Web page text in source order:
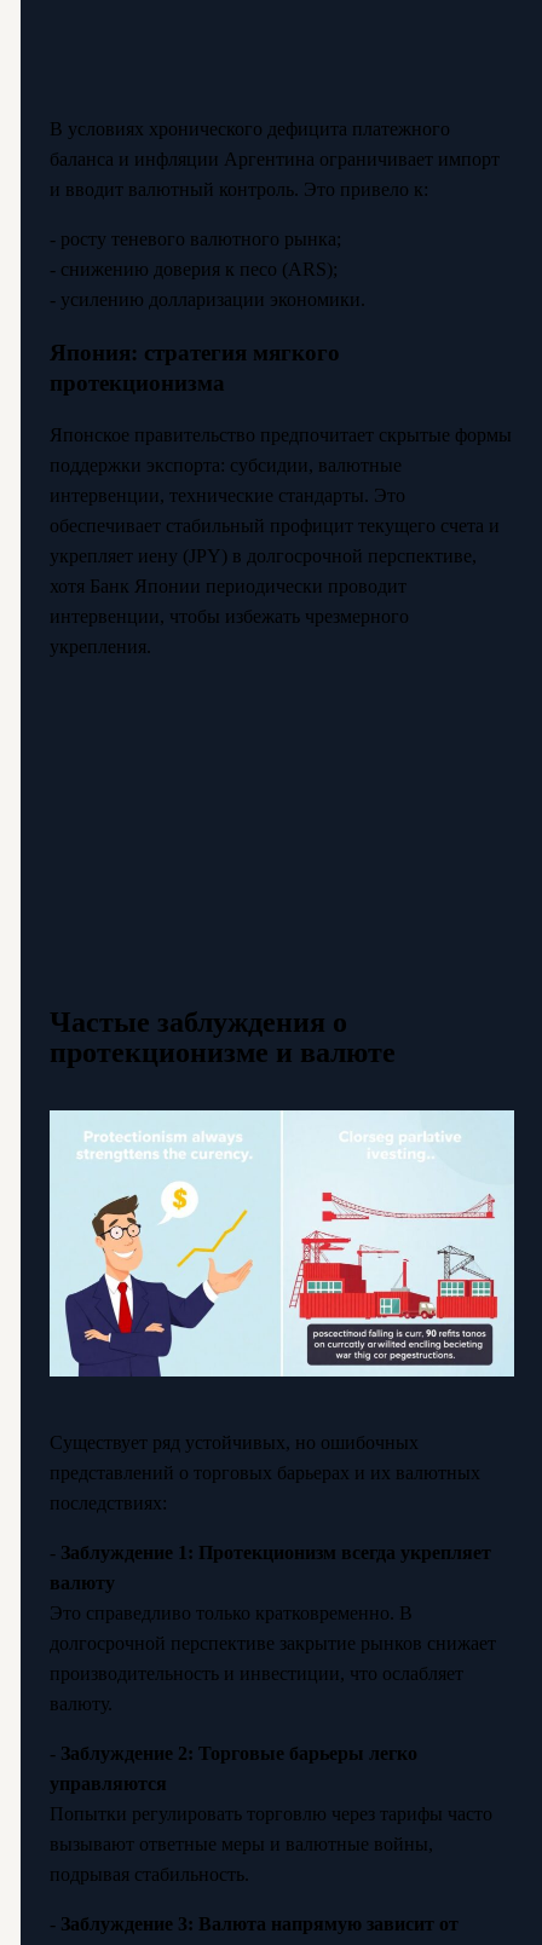
В условиях хронического дефицита платежного
баланса и инфляции Аргентина ограничивает импорт
и вводит валютный контроль. Это привело к:
- росту теневого валютного рынка;
- снижению доверия к песо (ARS);
- усилению долларизации экономики.
Япония: стратегия мягкого
протекционизма
Японское правительство предпочитает скрытые формы
поддержки экспорта: субсидии, валютные
интервенции, технические стандарты. Это
обеспечивает стабильный профицит текущего счета и
укрепляет иену (JPY) в долгосрочной перспективе,
хотя Банк Японии периодически проводит
интервенции, чтобы избежать чрезмерного
укрепления.
Частые заблуждения о
протекционизме и валюте
Существует ряд устойчивых, но ошибочных
представлений о торговых барьерах и их валютных
последствиях:
- Заблуждение 1: Протекционизм всегда укрепляет
валюту
Это справедливо только кратковременно. В
долгосрочной перспективе закрытие рынков снижает
производительность и инвестиции, что ослабляет
валюту.
- Заблуждение 2: Торговые барьеры легко
управляются
Попытки регулировать торговлю через тарифы часто
вызывают ответные меры и валютные войны,
подрывая стабильность.
- Заблуждение 3: Валюта напрямую зависит от